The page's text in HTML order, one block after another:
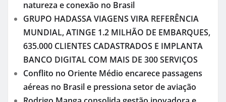
natureza e conexão no Brasil
GRUPO HADASSA VIAGENS VIRA REFERÊNCIA
MUNDIAL, ATINGE 1.2 MILHÃO DE EMBARQUES,
635.000 CLIENTES CADASTRADOS E IMPLANTA
BANCO DIGITAL COM MAIS DE 300 SERVIÇOS
Conflito no Oriente Médio encarece passagens
aéreas no Brasil e pressiona setor de aviação